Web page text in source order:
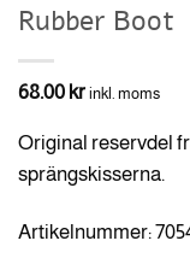
Rubber Boot
68.00 kr inkl. moms
Original reservdel
sprängskisserna.
Artikelnummer: